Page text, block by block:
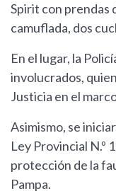
Spirit con prendas
camuflada, dos
En el lugar, la
involucrados,
Justicia en el
Asimismo, se
Ley Provincial N.º
protección de la
Pampa.